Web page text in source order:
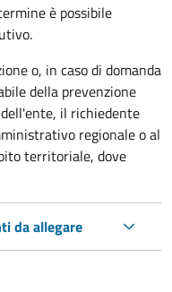
è possibile
o, in caso di domanda
della prevenzione
il richiedente
regionale o al
territoriale, dove
da allegare